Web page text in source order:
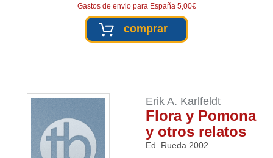
Gastos de envio para España 5,00€
comprar
Erik A. Karlfeldt
Flora y Pomona
y otros relatos
Ed. Rueda 2002